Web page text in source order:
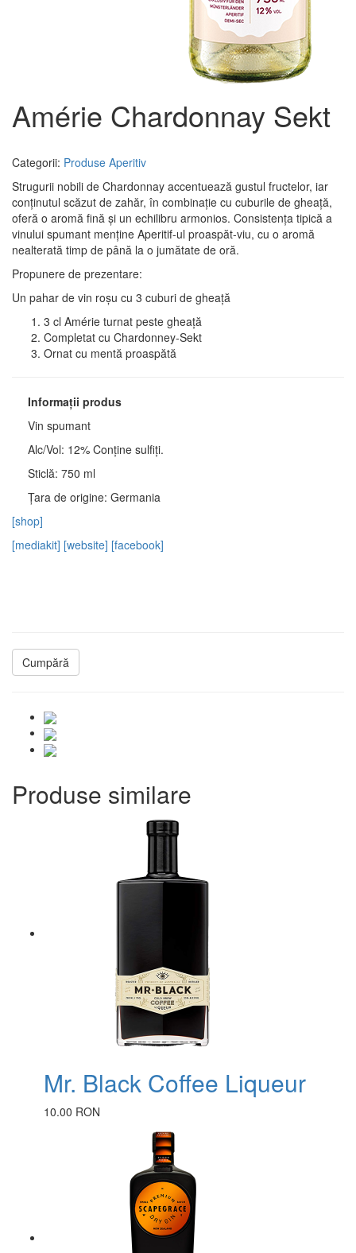
Amérie Chardonnay Sekt
Categorii: Produse Aperitiv
Strugurii nobili de Chardonnay accentuează gustul fructelor, iar
conținutul scăzut de zahăr, în combinație cu cuburile de gheață,
oferă o aromă fină și un echilibru armonios. Consistența tipică a
vinului spumant menține Aperitif-ul proaspăt-viu, cu o aromă
nealterată timp de până la o jumătate de oră.
Propunere de prezentare:
Un pahar de vin roșu cu 3 cuburi de gheață
3 cl Amérie turnat peste gheață
Completat cu Chardonney-Sekt
Ornat cu mentă proaspătă
Informații produs
Vin spumant
Alc/Vol: 12% Conține sulfiți.
Sticlă: 750 ml
Țara de origine: Germania
[shop]
[mediakit] [website] [facebook]
Cumpără
Produse similare
Mr. Black Coffee Liqueur
10.00 RON